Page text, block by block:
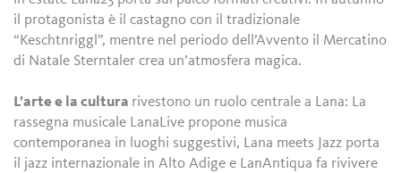
il protagonista è il castagno con il tradizionale
“Keschtnriggl”, mentre nel periodo dell’Avvento il Mercatino
di Natale Sterntaler crea un’atmosfera magica.
L’arte e la cultura rivestono un ruolo centrale a Lana: La
rassegna musicale LanaLive propone musica
contemporanea in luoghi suggestivi, Lana meets Jazz porta
il jazz internazionale in Alto Adige e LanAntiqua fa rivivere